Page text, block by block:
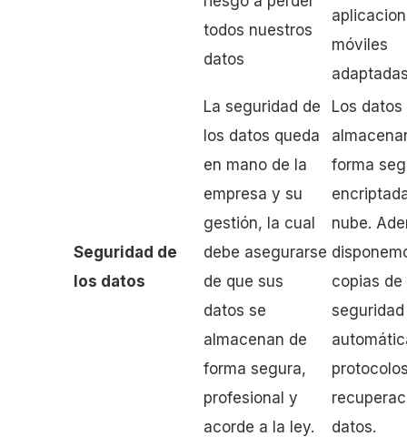
todos nuestros
datos
móviles
Seguridad de
los datos
La seguridad de
los datos queda
en mano de la
empresa y su
gestión, la cual
debe asegurarse
de que sus
datos se
almacenan de
forma segura,
profesional y
acorde a la ley.
Los datos
forma
nube.
copias de
seguridad
datos.